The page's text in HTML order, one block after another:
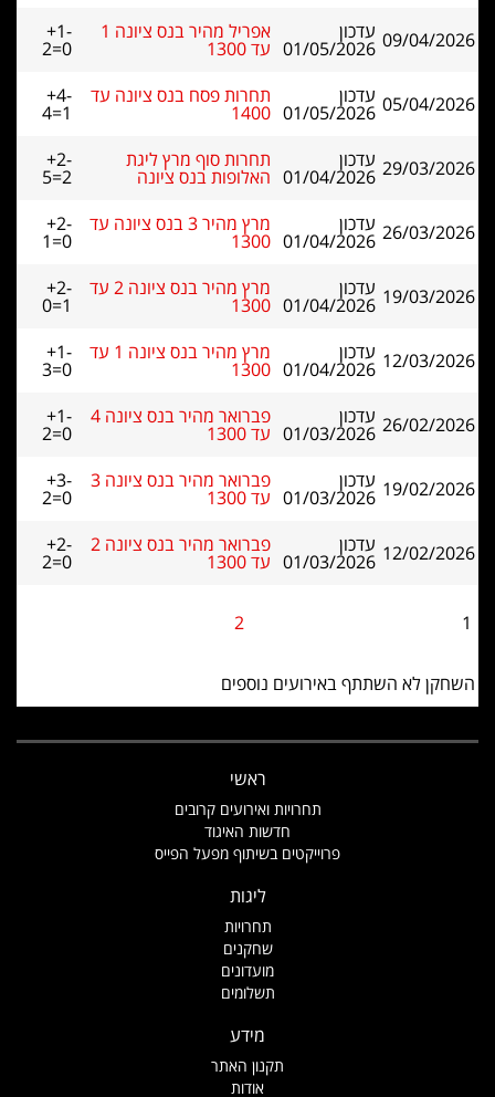
09/04/2026 עדכון
01/05/2026
אפריל מהיר בנס ציונה 1
עד 1300
+1-
2=0
05/04/2026 עדכון
01/05/2026
תחרות פסח בנס ציונה עד
1400
+4-
4=1
29/03/2026 עדכון
01/04/2026
תחרות סוף מרץ ליגת
האלופות בנס ציונה
+2-
5=2
26/03/2026 עדכון
01/04/2026
מרץ מהיר 3 בנס ציונה עד
1300
+2-
1=0
19/03/2026 עדכון
01/04/2026
מרץ מהיר בנס ציונה 2 עד
1300
+2-
0=1
12/03/2026 עדכון
01/04/2026
מרץ מהיר בנס ציונה 1 עד
1300
+1-
3=0
26/02/2026 עדכון
01/03/2026
פברואר מהיר בנס ציונה 4
עד 1300
+1-
2=0
19/02/2026 עדכון
01/03/2026
פברואר מהיר בנס ציונה 3
עד 1300
+3-
2=0
12/02/2026 עדכון
01/03/2026
פברואר מהיר בנס ציונה 2
עד 1300
+2-
2=0
1
2
השחקן לא השתתף באירועים נוספים
ראשי
תחרויות ואירועים קרובים
חדשות האיגוד
פרוייקטים בשיתוף מפעל הפייס
ליגות
תחרויות
שחקנים
מועדונים
תשלומים
מידע
תקנון האתר
אודות